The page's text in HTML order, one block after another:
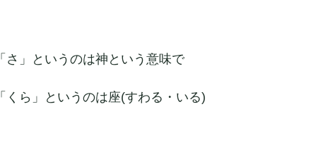
「さ」というのは神という意味で
「くら」というのは座(すわる・いる)